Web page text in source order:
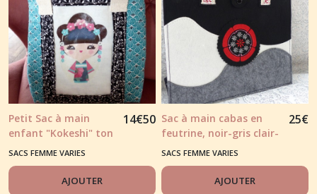
Petit Sac à main
enfant "Kokeshi" ton
vert et transfert
14€50
SACS FEMME VARIES
AJOUTER
Sac à main cabas en
feutrine, noir-gris clair-
blanc et broderie
25€
SACS FEMME VARIES
AJOUTER